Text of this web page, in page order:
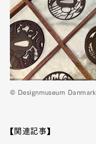
© Designmuseum Danmark
【関連記事】